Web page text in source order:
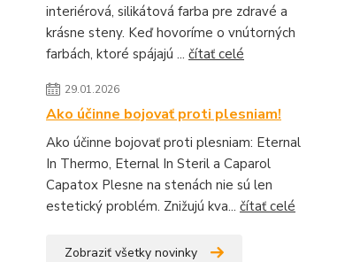
interiérová, silikátová farba pre zdravé a
krásne steny. Keď hovoríme o vnútorných
farbách, ktoré spájajú ... čítať celé
29.01.2026
Ako účinne bojovať proti plesniam!
Ako účinne bojovať proti plesniam: Eternal
In Thermo, Eternal In Steril a Caparol
Capatox Plesne na stenách nie sú len
estetický problém. Znižujú kva... čítať celé
Zobraziť všetky novinky